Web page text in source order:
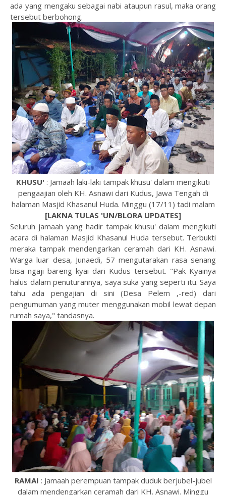
ada yang mengaku sebagai nabi ataupun rasul, maka orang
tersebut berbohong.
KHUSU' : Jamaah laki-laki tampak khusu' dalam mengikuti
pengaajian oleh KH. Asnawi dari Kudus, Jawa Tengah di
halaman Masjid Khasanul Huda. Minggu (17/11) tadi malam
[LAKNA TULAS 'UN/BLORA UPDATES]
Seluruh jamaah yang hadir tampak khusu' dalam mengikuti
acara di halaman Masjid Khasanul Huda tersebut. Terbukti
meraka tampak mendengarkan ceramah dari KH. Asnawi.
Warga luar desa, Junaedi, 57 mengutarakan rasa senang
bisa ngaji bareng kyai dari Kudus tersebut. "Pak Kyainya
halus dalam penuturannya, saya suka yang seperti itu. Saya
tahu ada pengajian di sini (Desa Pelem ,-red) dari
pengumuman yang muter menggunakan mobil lewat depan
rumah saya," tandasnya.
RAMAI : Jamaah perempuan tampak duduk berjubel-jubel
dalam mendengarkan ceramah dari KH. Asnawi. Minggu